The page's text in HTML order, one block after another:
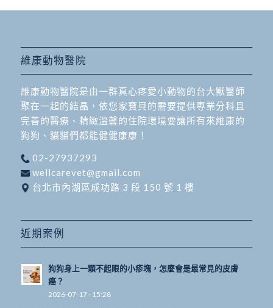
維康動物醫院
維康動物醫院是由一群真心疼愛小動物的台大獸醫師
聚在一起的結晶，依您家寶貝的需要提供專業分科且
完善的醫療、精緻溫馨的住院環境要讓所有來維康的
狗狗、貓貓們都能健健康康！
02-27937293
wellcarevet@gmail.com
台北市內湖區成功路 3 段 150 號 1 樓
近期案例
狗狗身上一顆不起眼的小疹塊，怎麼會是最常見的皮膚
癌？
2026-07-17 - 15:28